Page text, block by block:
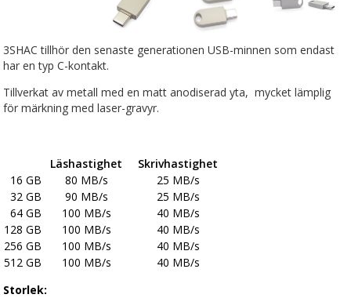
3SHAC tillhör den senaste generationen USB-minnen som endast
har en typ C-kontakt.
Tillverkat av metall med en matt anodiserad yta, mycket lämplig
för märkning med laser-gravyr.
Läshastighet
Skrivhastighet
16 GB
80 MB/s
25 MB/s
32 GB
90 MB/s
25 MB/s
64 GB
100 MB/s
40 MB/s
128 GB
100 MB/s
40 MB/s
256 GB
100 MB/s
40 MB/s
512 GB
100 MB/s
40 MB/s
Storlek: